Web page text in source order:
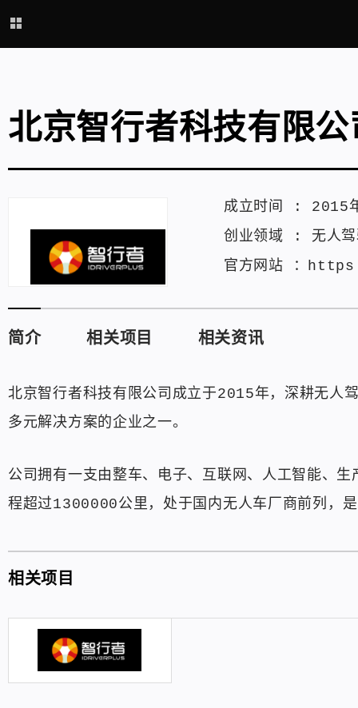
北京智行者科技有限公
成立时间 : 2015
创业领域 : 无人
官方网站 ：
简介 相关项目 相关资讯
北京智行者科技有限公司成立于2015年，深耕无人
多元解决方案的企业之一。
公司拥有一支由整车、电子、互联网、人工智能、
程超过1300000公里，处于国内无人车厂商前列，
相关项目